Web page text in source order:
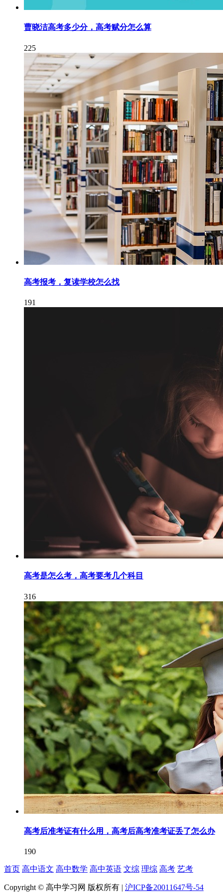
曹晓洁高考多少分，高考赋分怎么算
225
高考报考，复读学校怎么找
191
高考是怎么考，高考要考几个科目
316
高考后准考证有什么用，高考后高考准考证丢了怎么办
190
首页 高中语文 高中数学 高中英语 文综 理综 高考 艺考
Copyright © 高中学习网 版权所有 | 沪ICP备20011647号-54